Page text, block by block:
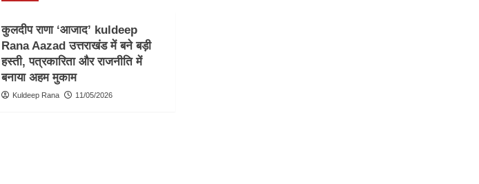
कुलदीप राणा ‘आजाद’ kuldeep
Rana Aazad उत्तराखंड में बने बड़ी
हस्ती, पत्रकारिता और राजनीति में
बनाया अहम मुकाम
Kuldeep Rana 11/05/2026